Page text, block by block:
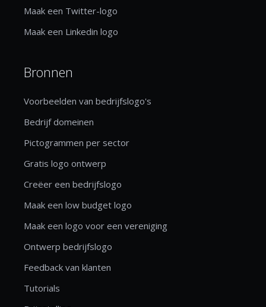
Maak een Twitter-logo
Maak een Linkedin logo
Bronnen
Voorbeelden van bedrijfslogo's
Bedrijf domeinen
Pictogrammen per sector
Gratis logo ontwerp
Creëer een bedrijfslogo
Maak een low budget logo
Maak een logo voor een vereniging
Ontwerp bedrijfslogo
Feedback van klanten
Tutorials